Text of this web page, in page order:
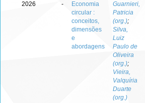
2026 -
Economia
circular :
conceitos,
dimensões
e
abordagens
Guarnieri,
Patricia
(org.);
Silva,
Luiz
Paulo de
Oliveira
(org.);
Vieira,
Valquíria
Duarte
(org.)